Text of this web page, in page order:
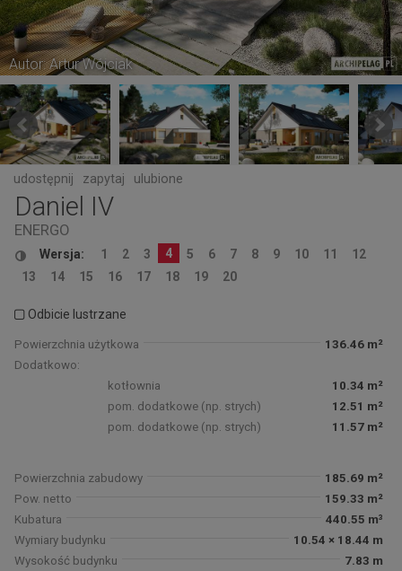
Autor: Artur Wójciak
udostępnij zapytaj ulubione
Daniel IV
ENERGO
Wersja: 1 2 3 4 5 6 7 8 9 10 11
12
13
14 15 16 17 18 19 20
Odbicie lustrzane
Powierzchnia użytkowa
136.46 m²
Dodatkowo:
kotłownia
10.34 m²
pom. dodatkowe (np. strych)
12.51 m²
pom. dodatkowe (np. strych)
11.57 m²
Powierzchnia zabudowy
185.69 m²
Pow. netto
159.33 m²
Kubatura
440.55 m³
Wymiary budynku
10.54 × 18.44 m
Wysokość budynku
7.83 m